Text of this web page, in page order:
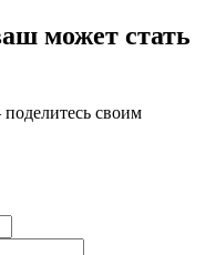
может стать
своим